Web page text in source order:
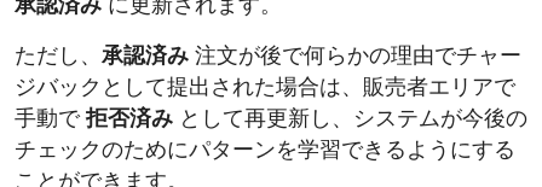
ただし、 承認済み 注文が後で何らかの理由でチャー
ジバックとして提出された場合は、販売者エリアで
手動で拒否済み として再更新し、システムが今後の
チェックのためにパターンを学習できるようにする
ことができます。